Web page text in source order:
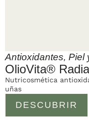
Antioxidantes, Piel
OlioVita®
DESCUBRIR
Nutricosmética
uñas